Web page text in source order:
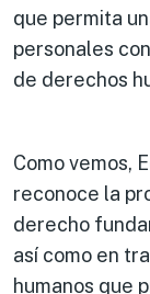
que permita
personales
de derechos
Como vemos,
reconoce la
derecho
así como en
humanos que